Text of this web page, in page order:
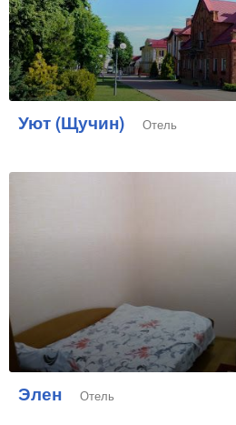
Уют (Щучин) Отель
Элен Отель